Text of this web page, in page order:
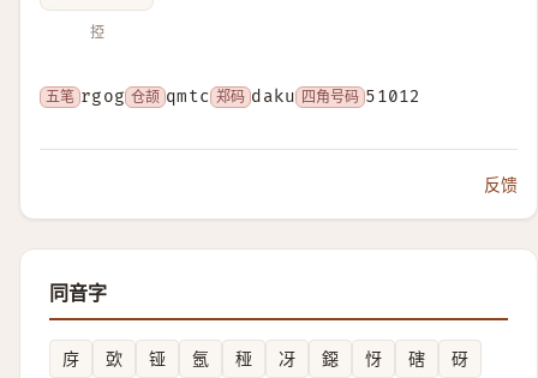
掗
五笔 rgog 仓颉 qmtc 郑码 daku 四角号码 51012
反馈
同音字
庌 㰳 铔 氬 䅉 冴 鐚 㤉 磍
砑